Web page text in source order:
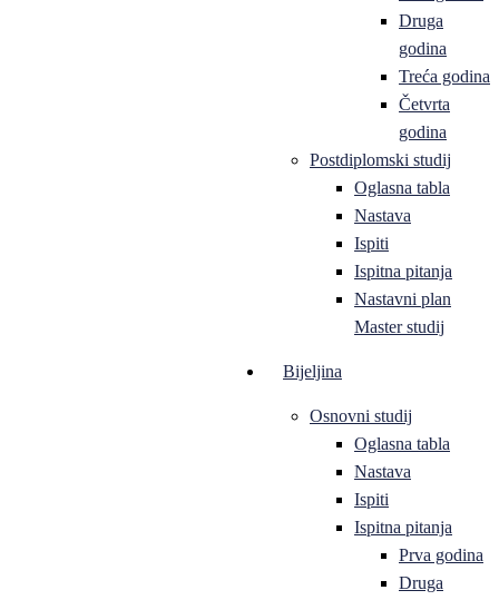
Druga
godina
Treća godina
Četvrta
godina
Postdiplomski studij
Oglasna tabla
Nastava
Ispiti
Ispitna pitanja
Nastavni plan
Master studij
Bijeljina
Osnovni studij
Oglasna tabla
Nastava
Ispiti
Ispitna pitanja
Prva godina
Druga